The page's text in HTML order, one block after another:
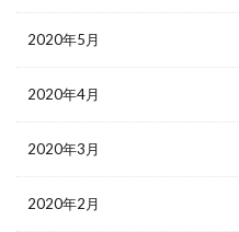
2020年5月
2020年4月
2020年3月
2020年2月